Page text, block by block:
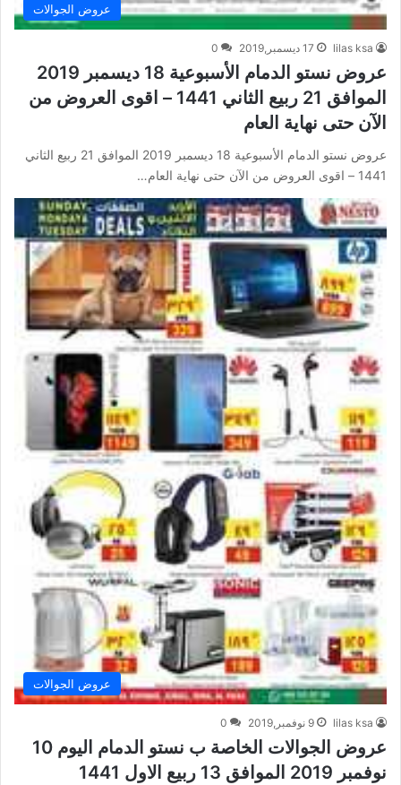
عروض الجوالات
lilas ksa 17 ديسمبر,2019 0
عروض نستو الدمام الأسبوعية 18 ديسمبر 2019
الموافق 21 ربيع الثاني 1441 – اقوى العروض من
الآن حتى نهاية العام
عروض نستو الدمام الأسبوعية 18 ديسمبر 2019 الموافق 21 ربيع الثاني
1441 – اقوى العروض من الآن حتى نهاية العام…
عروض الجوالات
lilas ksa 9 نوفمبر,2019 0
عروض الجوالات الخاصة ب نستو الدمام اليوم 10
نوفمبر 2019 الموافق 13 ربيع الاول 1441